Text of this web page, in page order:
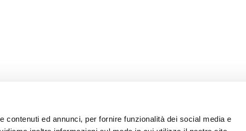
contenuti ed annunci, per fornire funzionalità dei social media e